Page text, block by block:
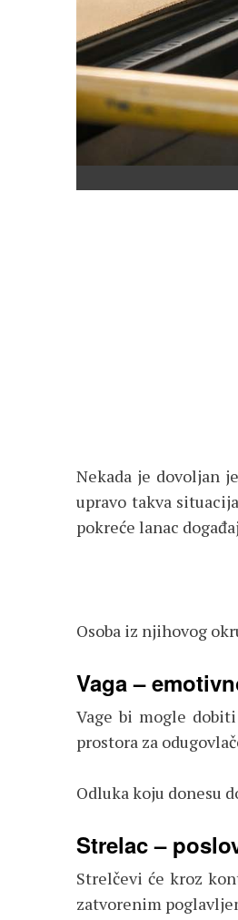
Nekada je dovoljan
upravo takva
pokreće lanac
Osoba iz njihovog
Vaga –
Vage bi mogle
prostora za
Odluka koju donesu
Strelac –
Strelčevi će kroz
zatvorenim